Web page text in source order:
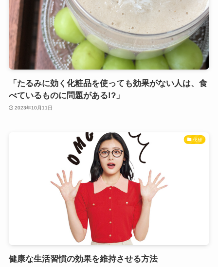
「たるみに効く化粧品を使っても効果がない人は、食
べているものに問題がある!?」
2023年10月11日
便秘
健康な生活習慣の効果を維持させる方法